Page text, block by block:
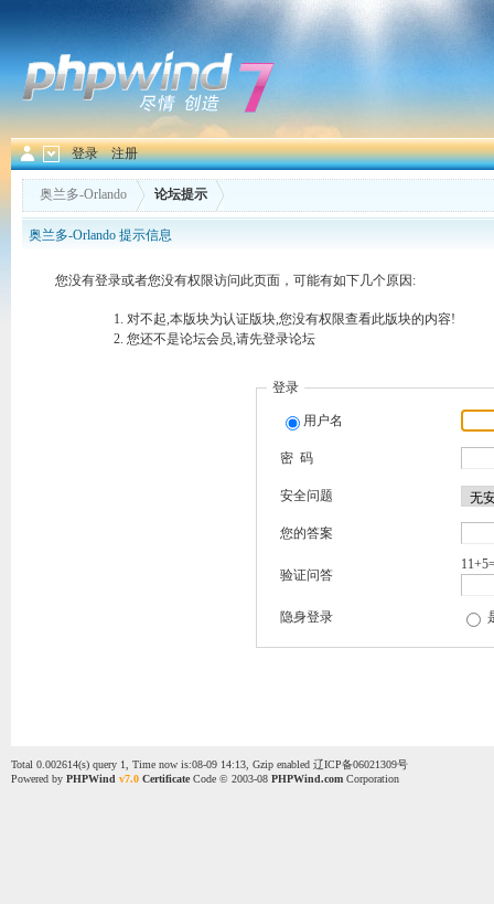
登录 注册
奥兰多-Orlando 论坛提示
奥兰多-Orlando 提示信息
您没有登录或者您没有权限访问此页面，可能有如下几个原因:
对不起,本版块为认证版块,您没有权限查看此版块的内容!
您还不是论坛会员,请先登录论坛
登录
用户名
密 码
安全问题
您的答案
验证问答
隐身登录
Total 0.002614(s) query 1, Time now is:08-09 14:13, Gzip enabled 辽ICP备06021309号
Powered by PHPWind v7.0 CertificateCode © 2003-08 PHPWind.comCorporation